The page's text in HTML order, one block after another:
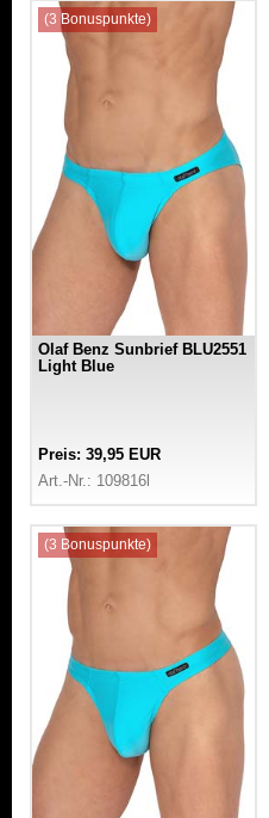
(3 Bonuspunkte)
Olaf Benz Sunbrief BLU2551
Light Blue
Preis: 39,95 EUR
Art.-Nr.: 109816l
(3 Bonuspunkte)